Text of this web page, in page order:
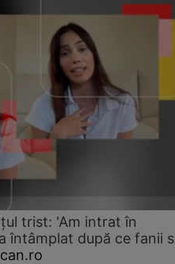
trist: 'Am intrat în
întâmplat după ce fanii